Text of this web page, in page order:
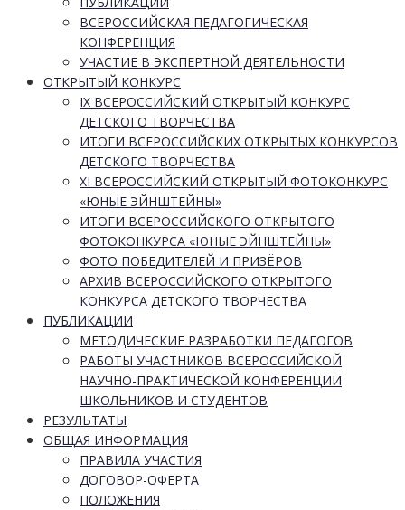
ВСЕРОССИЙСКАЯ ПЕДАГОГИЧЕСКАЯ
КОНФЕРЕНЦИЯ
УЧАСТИЕ В ЭКСПЕРТНОЙ ДЕЯТЕЛЬНОСТИ
ОТКРЫТЫЙ КОНКУРС
IX ВСЕРОССИЙСКИЙ ОТКРЫТЫЙ КОНКУРС
ДЕТСКОГО ТВОРЧЕСТВА
ИТОГИ ВСЕРОССИЙСКИХ ОТКРЫТЫХ КОНКУРСОВ
ДЕТСКОГО ТВОРЧЕСТВА
XI ВСЕРОССИЙСКИЙ ОТКРЫТЫЙ ФОТОКОНКУРС
«ЮНЫЕ ЭЙНШТЕЙНЫ»
ИТОГИ ВСЕРОССИЙСКОГО ОТКРЫТОГО
ФОТОКОНКУРСА «ЮНЫЕ ЭЙНШТЕЙНЫ»
ФОТО ПОБЕДИТЕЛЕЙ И ПРИЗЁРОВ
АРХИВ ВСЕРОССИЙСКОГО ОТКРЫТОГО
КОНКУРСА ДЕТСКОГО ТВОРЧЕСТВА
ПУБЛИКАЦИИ
МЕТОДИЧЕСКИЕ РАЗРАБОТКИ ПЕДАГОГОВ
РАБОТЫ УЧАСТНИКОВ ВСЕРОССИЙСКОЙ
НАУЧНО-ПРАКТИЧЕСКОЙ КОНФЕРЕНЦИИ
ШКОЛЬНИКОВ И СТУДЕНТОВ
РЕЗУЛЬТАТЫ
ОБЩАЯ ИНФОРМАЦИЯ
ПРАВИЛА УЧАСТИЯ
ДОГОВОР-ОФЕРТА
ПОЛОЖЕНИЯ